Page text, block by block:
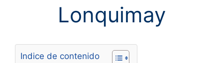
Lonquimay
Indice de contenido